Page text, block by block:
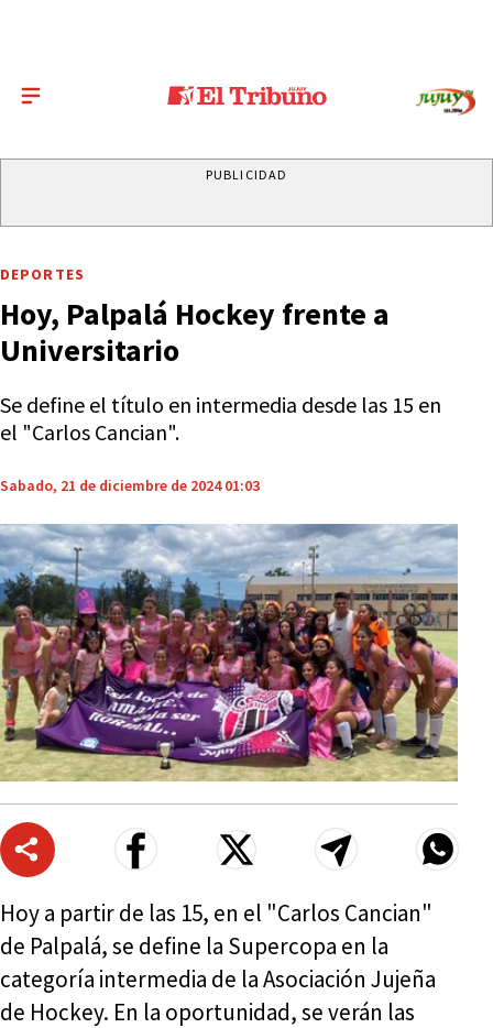
PUBLICIDAD
DEPORTES
Hoy, Palpalá Hockey frente a
Universitario
Se define el título en intermedia desde las 15 en
el "Carlos Cancian".
Sabado, 21 de diciembre de 2024 01:03
Hoy a partir de las 15, en el "Carlos Cancian"
de Palpalá, se define la Supercopa en la
categoría intermedia de la Asociación Jujeña
de Hockey. En la oportunidad, se verán las